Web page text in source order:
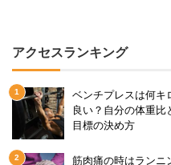
アクセスランキング
ベンチプレスは何キ
良い？自分の体重比
目標の決め方
筋肉痛の時はランニ